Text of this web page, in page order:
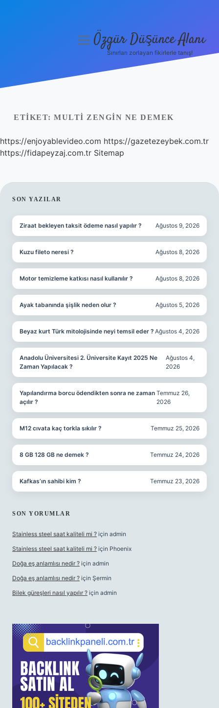
Yasal Uyarı
Hakkımızda
menüyüÖzgür Düşünce Alanı
Sınırları zorlayan fikirlerle tanış!
ETIKET: MULTI ZENGIN NE DEMEK
https://enjoyablevideo.com https://gazetezeybek.com.tr
https://fidapeyzaj.com.tr Sitemap
SIDEBAR
SON YAZILAR
Ziraat bekleyen taksit ödeme nasıl yapılır ? Ağustos 9, 2026
Kuzu fileto neresi ? Ağustos 8, 2026
Motor temizleme katkısı nasıl kullanılır ? Ağustos 8, 2026
Ayak tabanında şişlik neden olur ? Ağustos 5, 2026
Beyaz kurt Türk mitolojisinde neyi temsil eder ? Ağustos 4, 2026
Anadolu Üniversitesi 2. Üniversite Kayıt 2025 Ne
Zaman Yapılacak ?
Ağustos 4,
2026
Yapılandırma borcu ödendikten sonra ne zaman
açılır ?
Temmuz 26,
2026
M12 cıvata kaç torkla sıkılır ? Temmuz 25, 2026
8 GB 128 GB ne demek ? Temmuz 24, 2026
Kafkas’ın sahibi kim ? Temmuz 23, 2026
SON YORUMLAR
Stainless steel saat kaliteli mi ? için admin
Stainless steel saat kaliteli mi ? için Phoenix
Doğa eş anlamlısı nedir ? için admin
Doğa eş anlamlısı nedir ? için Şermin
Bilek güreşleri nasıl yapılır ? için admin